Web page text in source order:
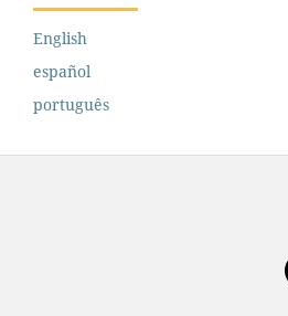
English
español
português